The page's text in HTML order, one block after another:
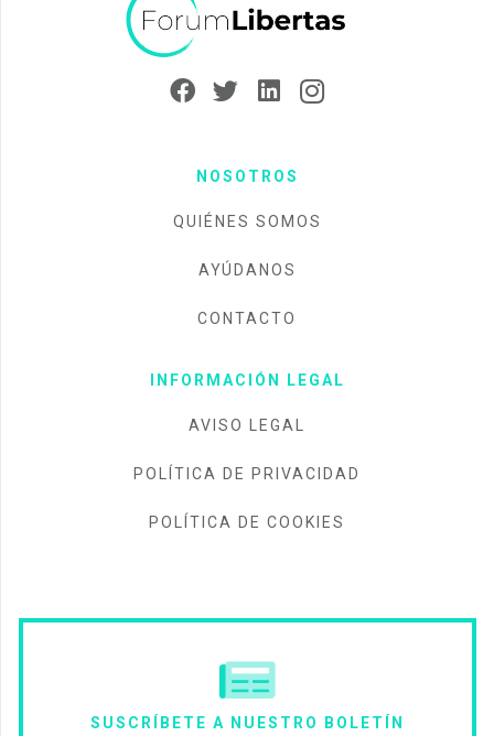
NOSOTROS
QUIÉNES SOMOS
AYÚDANOS
CONTACTO
INFORMACIÓN LEGAL
AVISO LEGAL
POLÍTICA DE PRIVACIDAD
POLÍTICA DE COOKIES
SUSCRÍBETE A NUESTRO BOLETÍN